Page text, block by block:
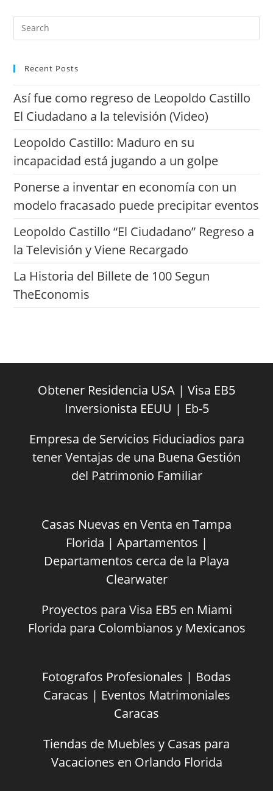
Recent Posts
Así fue como regreso de Leopoldo Castillo
El Ciudadano a la televisión (Video)
Leopoldo Castillo: Maduro en su
incapacidad está jugando a un golpe
Ponerse a inventar en economía con un
modelo fracasado puede precipitar eventos
Leopoldo Castillo “El Ciudadano” Regreso a
la Televisión y Viene Recargado
La Historia del Billete de 100 Segun
TheEconomis
Obtener Residencia USA | Visa EB5
Inversionista EEUU | Eb-5
Empresa de Servicios Fiduciadios para
tener Ventajas de una Buena Gestión
del Patrimonio Familiar
Casas Nuevas en Venta en Tampa
Florida | Apartamentos |
Departamentos cerca de la Playa
Clearwater
Proyectos para Visa EB5 en Miami
Florida para Colombianos y Mexicanos
Fotografos Profesionales | Bodas
Caracas | Eventos Matrimoniales
Caracas
Tiendas de Muebles y Casas para
Vacaciones en Orlando Florida